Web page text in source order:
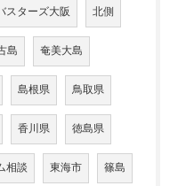
スターズ大阪 北側
島 奄美大島
島根県 鳥取県
香川県 徳島県
相談 東海市 篠島